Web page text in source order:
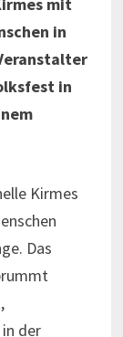
mit
in
in
Kirmes
Das
der